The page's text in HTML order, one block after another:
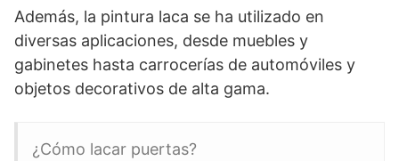
Además, la pintura laca se ha utilizado en
diversas aplicaciones, desde muebles y
gabinetes hasta carrocerías de automóviles y
objetos decorativos de alta gama.
¿Cómo lacar puertas?